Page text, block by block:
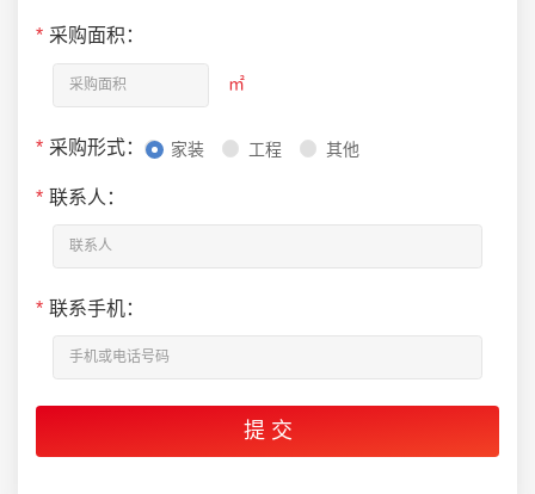
* 采购面积：
㎡
* 采购形式： 家装 工程 其他
* 联系人：
* 联系手机：